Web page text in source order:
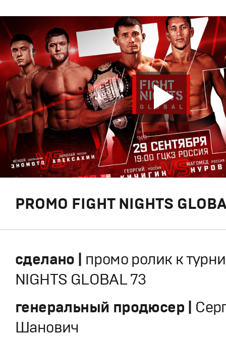
PROMO FIGHT NIGHTS
сделано | промо ролик к
NIGHTS GLOBAL 73
генеральный продюсер |
Шанович